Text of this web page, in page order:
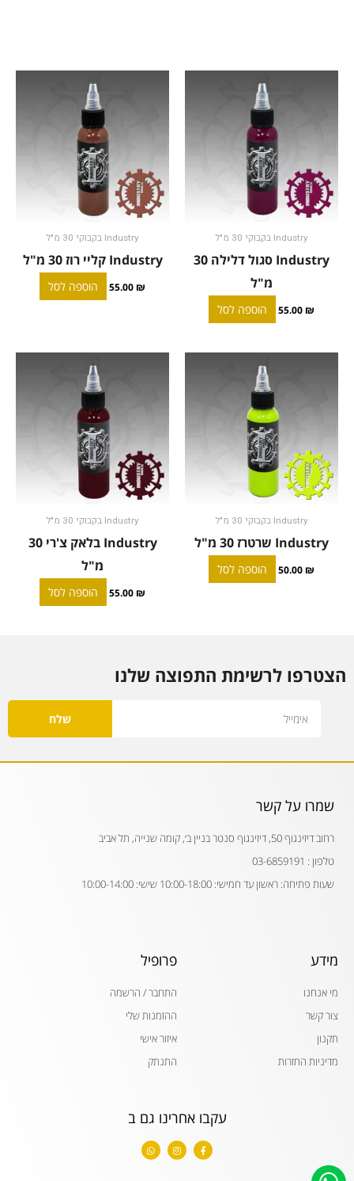
Industry בקבוקי 30 מ"ל
Industry סגול דלילה 30
מ"ל
55.00 ₪ הוספה לסל
Industry בקבוקי 30 מ"ל
Industry קליי רוז 30 מ"ל
55.00 ₪ הוספה לסל
Industry בקבוקי 30 מ"ל
Industry שרטרז 30 מ"ל
50.00 ₪ הוספה לסל
Industry בקבוקי 30 מ"ל
Industry בלאק צ'רי 30
מ"ל
55.00 ₪ הוספה לסל
הצטרפו לרשימת התפוצה שלנו
שלח
שמרו על קשר
רחוב דיזינגוף 50, דיזינגוף סנטר בניין ב׳, קומה שנייה, תל אביב
טלפון : 03-6859191
שעות פתיחה: ראשון עד חמישי: 10:00-18:00 שישי: 10:00-14:00
מידע
מי אנחנו
צור קשר
תקנון
מדיניות החזרות
פרופיל
התחבר / הרשמה
ההזמנות שלי
איזור אישי
התנתק
עקבו אחרינו גם ב
F
a
c
I
n
s
W
h
a